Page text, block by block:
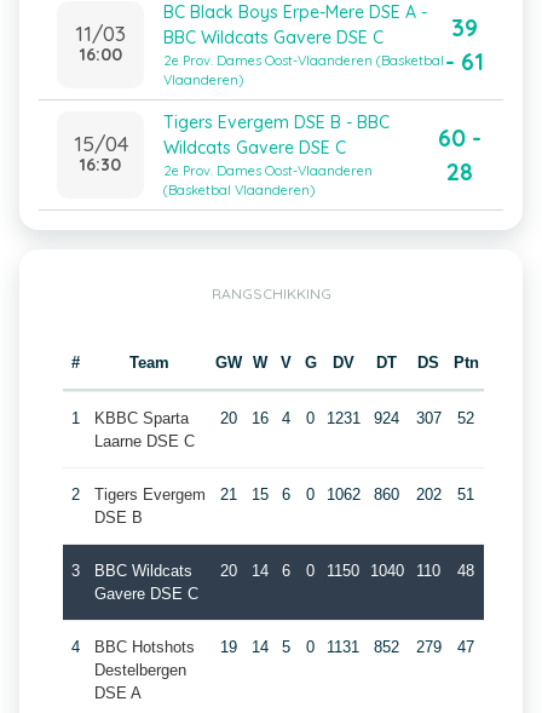
11/03
16:00
BC Black Boys Erpe-Mere DSE A -
BBC Wildcats Gavere DSE C
2e Prov. Dames Oost-Vlaanderen (Basketbal
Vlaanderen)
39
- 61
15/04
16:30
Tigers Evergem DSE B - BBC
Wildcats Gavere DSE C
2e Prov. Dames Oost-Vlaanderen
(Basketbal Vlaanderen)
60 -
28
RANGSCHIKKING
# Team GW W V G DV DT DS Ptn
1
KBBC Sparta
Laarne DSE C
20 16 4 0 1231 924 307 52
2
Tigers Evergem
DSE B
21 15 6 0 1062 860 202 51
3
BBC Wildcats
Gavere DSE C
20 14 6 0 1150 1040 110 48
4
BBC Hotshots
Destelbergen
DSE A
19 14 5 0 1131 852 279 47